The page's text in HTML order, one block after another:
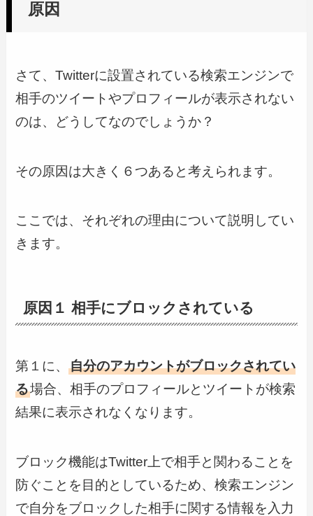
原因
さて、Twitterに設置されている検索エンジンで
相手のツイートやプロフィールが表示されない
のは、どうしてなのでしょうか？
その原因は大きく６つあると考えられます。
ここでは、それぞれの理由について説明してい
きます。
原因１ 相手にブロックされている
第１に、自分のアカウントがブロックされてい
る場合、相手のプロフィールとツイートが検索
結果に表示されなくなります。
ブロック機能はTwitter上で相手と関わることを
防ぐことを目的としているため、検索エンジン
で自分をブロックした相手に関する情報を入力